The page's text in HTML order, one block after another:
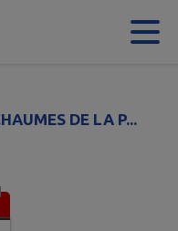
DE LA P...